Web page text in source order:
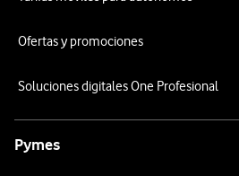
Ofertas y promociones
Soluciones digitales One Profesional
Pymes